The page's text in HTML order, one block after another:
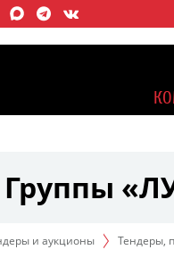
вертикально
компаний в
приходится более 2%
и около 1%
и аукционы Тендеры,